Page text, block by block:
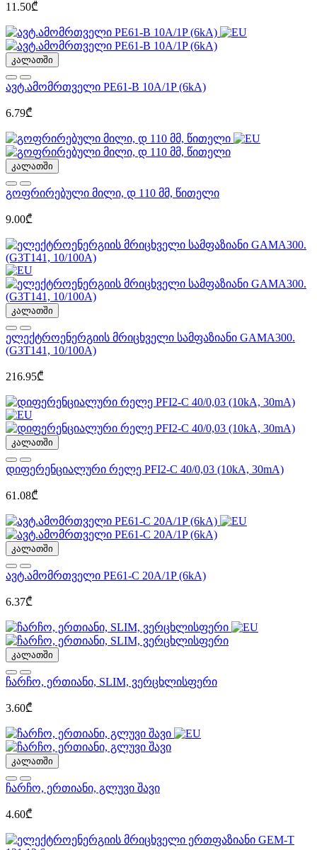
11.50₾
კალათში
ავტ.ამომრთველი PE61-B 10A/1P (6kA)
6.79₾
კალათში
გოფრირებული მილი, დ 110 მმ, წითელი
9.00₾
კალათში
ელექტროენერგიის მრიცხველი სამფაზიანი GAMA300.
(G3T141, 10/100A)
216.95₾
კალათში
დიფერენციალური რელე PFI2-C 40/0,03 (10kA, 30mA)
61.08₾
კალათში
ავტ.ამომრთველი PE61-C 20A/1P (6kA)
6.37₾
კალათში
ჩარჩო, ერთიანი, SLIM, ვერცხლისფერი
3.60₾
კალათში
ჩარჩო, ერთიანი, გლუვი შავი
4.60₾